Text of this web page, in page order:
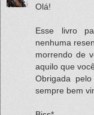
Olá!
Esse livro
nenhuma
morrendo de
aquilo que
Obrigada
sempre bem